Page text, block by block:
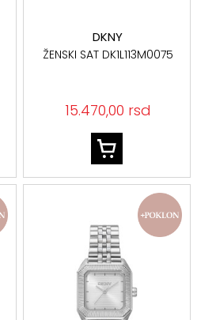
DKNY
ŽENSKI SAT DK1L113M0075
15.470,00 rsd